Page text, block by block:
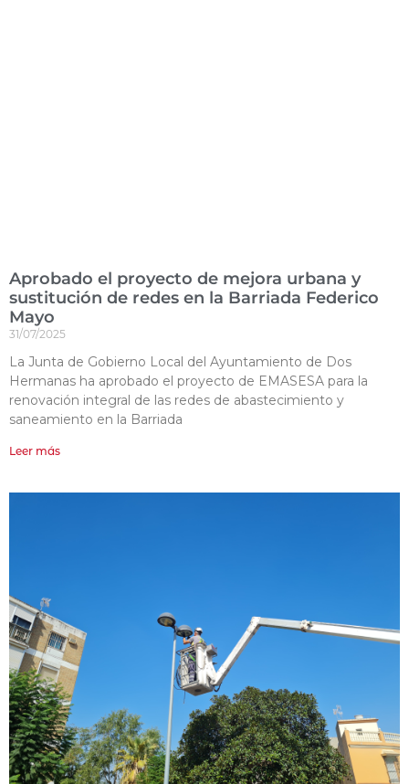
Aprobado el proyecto de mejora urbana y
sustitución de redes en la Barriada Federico
Mayo
31/07/2025
La Junta de Gobierno Local del Ayuntamiento de Dos
Hermanas ha aprobado el proyecto de EMASESA para la
renovación integral de las redes de abastecimiento y
saneamiento en la Barriada
Leer más